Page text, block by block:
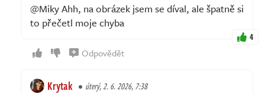
@Miky Ahh, na obrázek jsem se díval, ale špatně si
to přečetl moje chyba
4
Odpovědět
Krytak úterý, 2. 6. 2026, 7:38